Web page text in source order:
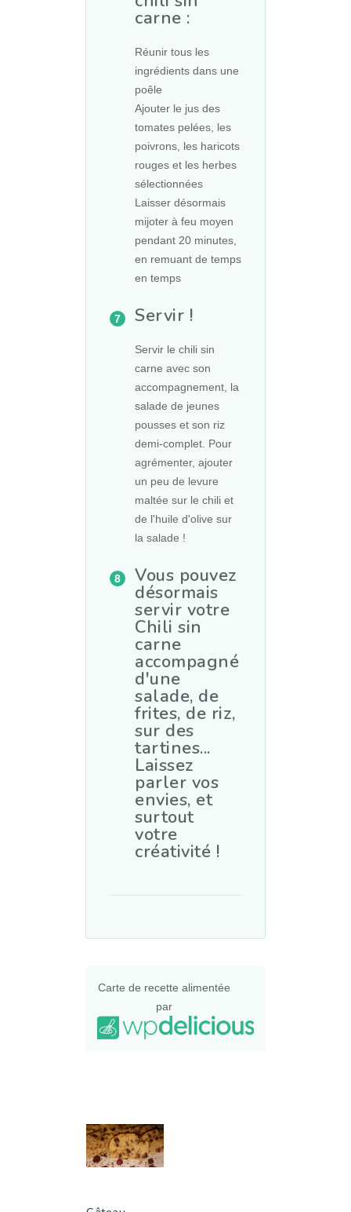
carne :
Réunir tous les
ingrédients dans une
poêle
Ajouter le jus des
tomates pelées, les
poivrons, les haricots
rouges et les herbes
sélectionnées
Laisser désormais
mijoter à feu moyen
pendant 20 minutes,
en remuant de temps
en temps
Servir !
Servir le chili sin
carne avec son
accompagnement, la
salade de jeunes
pousses et son riz
demi-complet. Pour
agrémenter, ajouter
un peu de levure
maltée sur le chili et
de l'huile d'olive sur
la salade !
Vous pouvez
désormais
servir votre
Chili sin
carne
accompagné
d'une
salade, de
frites, de riz,
sur des
tartines...
Laissez
parler vos
envies, et
surtout
votre
créativité !
Carte de recette alimentée
par